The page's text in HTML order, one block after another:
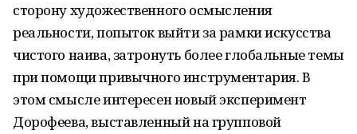
сторону художественного осмысления
реальности, попыток выйти за рамки искусства
чистого наива, затронуть более глобальные темы
при помощи привычного инструментария. В
этом смысле интересен новый эксперимент
Дорофеева, выставленный на групповой